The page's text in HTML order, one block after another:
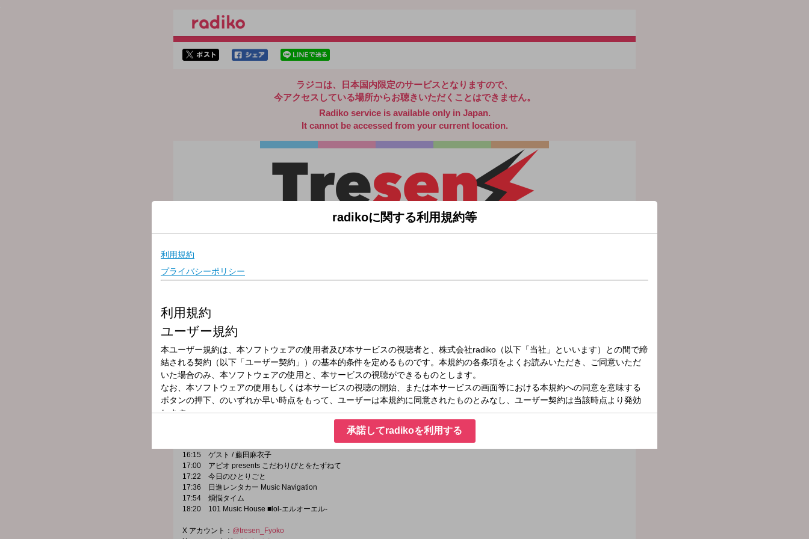
ラジコは、日本国内限定のサービスとなりますので、
今アクセスしている場所からお聴きいただくことはできません。
Radiko service is available only in Japan.
It cannot be accessed from your current location.
放送時間
2025年3月10日（月）15:00～17:00
番組名
Tresen (1)
びっちょん植松哲平と、小文字で5文字halcaがお送りするTresen！
16:15 ゲスト / 藤田麻衣子
17:00 アピオ presents こだわりびとをたずねて
17:22 今日のひとりごと
17:36 日進レンタカー Music Navigation
17:54 煩悩タイム
18:20 101 Music House ■lol-エルオーエル-
X アカウント： @tresen_Fyoko
radikoに関する利用規約等
承諾してradikoを利用する